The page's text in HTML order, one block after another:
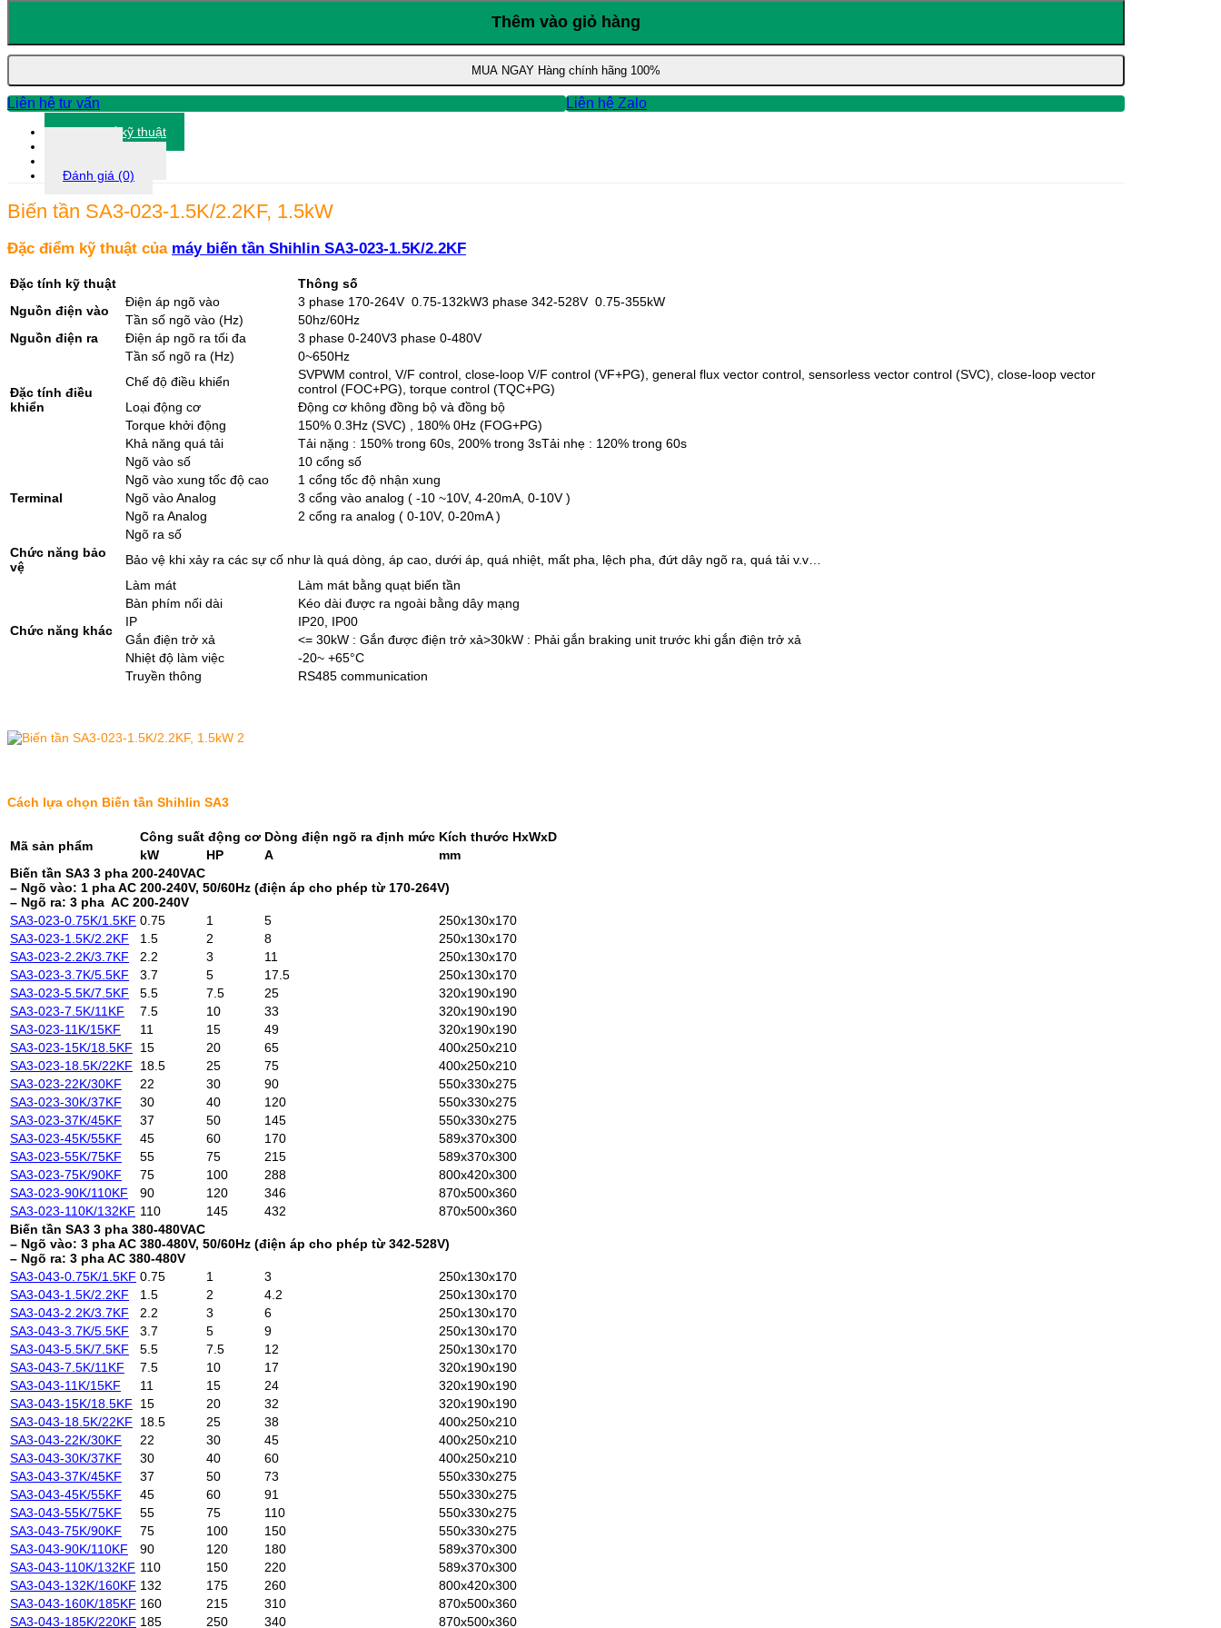
1.5K/2.2KF,
1.5kW
lượng
Thêm vào giỏ hàng
MUA NGAY Hàng chính hãng 100%
Liên hệ tư vấn Liên hệ Zalo
Thông số kỹ thuật
Đánh giá (0)
Biến tần SA3-023-1.5K/2.2KF, 1.5kW
Đặc điểm kỹ thuật của máy biến tần Shihlin SA3-023-1.5K/2.2KF
Đặc tính kỹ thuật
Thông số
Nguồn điện vào
Điện áp ngõ vào
3 phase 170-264V 0.75-132kW3 phase 342-528V 0.75-355kW
Tần số ngõ vào (Hz)
50hz/60Hz
Nguồn điện ra
Điện áp ngõ ra tối đa 3 phase 0-240V3 phase 0-480V
Đặc tính điều
khiển
Tần số ngõ ra (Hz)
0~650Hz
Chế độ điều khiển
SVPWM control, V/F control, close-loop V/F control (VF+PG), general flux vector control, sensorless vector control (SVC), close-loop vector
control (FOC+PG), torque control (TQC+PG)
Loại động cơ
Động cơ không đồng bộ và đồng bộ
Torque khởi động
150% 0.3Hz (SVC) , 180% 0Hz (FOG+PG)
Khả năng quá tải
Tải nặng : 150% trong 60s, 200% trong 3sTải nhẹ : 120% trong 60s
Terminal
Ngõ vào số
10 cổng số
Ngõ vào xung tốc độ cao
1 cổng tốc độ nhận xung
Ngõ vào Analog
3 cổng vào analog ( -10 ~10V, 4-20mA, 0-10V )
Ngõ ra Analog
2 cổng ra analog ( 0-10V, 0-20mA )
Ngõ ra số
Chức năng bảo
vệ
Bảo vệ khi xảy ra các sự cố như là quá dòng, áp cao, dưới áp, quá nhiệt, mất pha, lệch pha, đứt dây ngõ ra, quá tải v.v…
Chức năng khác
Làm mát
Làm mát bằng quạt biến tần
Bàn phím nối dài
Kéo dài được ra ngoài bằng dây mạng
IP
IP20, IP00
Gắn điện trở xả
<= 30kW : Gắn được điện trở xả>30kW : Phải gắn braking unit trước khi gắn điện trở xả
Nhiệt độ làm việc
-20~ +65°C
Truyền thông
RS485 communication
Cách lựa chọn Biến tần Shihlin SA3
Mã sản phẩm
Công suất động cơ Dòng điện ngõ ra định mức Kích thước HxWxD
kW
HP A
mm
Biến tần SA3 3 pha 200-240VAC
– Ngõ vào: 1 pha AC 200-240V, 50/60Hz (điện áp cho phép từ 170-264V)
– Ngõ ra: 3 pha AC 200-240V
SA3-023-0.75K/1.5KF 0.75 1 5
250x130x170
SA3-023-1.5K/2.2KF
1.5 2 8
250x130x170
SA3-023-2.2K/3.7KF
2.2 3 11
250x130x170
SA3-023-3.7K/5.5KF
3.7 5 17.5
250x130x170
SA3-023-5.5K/7.5KF
5.5 7.5 25
320x190x190
SA3-023-7.5K/11KF
7.5 10 33
320x190x190
SA3-023-11K/15KF
11 15 49
320x190x190
SA3-023-15K/18.5KF
15 20 65
400x250x210
SA3-023-18.5K/22KF
18.5 25 75
400x250x210
SA3-023-22K/30KF
22 30 90
550x330x275
SA3-023-30K/37KF
30 40 120
550x330x275
SA3-023-37K/45KF
37 50 145
550x330x275
SA3-023-45K/55KF
45 60 170
589x370x300
SA3-023-55K/75KF
55 75 215
589x370x300
SA3-023-75K/90KF
75 100 288
800x420x300
SA3-023-90K/110KF
90 120 346
870x500x360
SA3-023-110K/132KF 110 145 432
870x500x360
Biến tần SA3 3 pha 380-480VAC
– Ngõ vào: 3 pha AC 380-480V, 50/60Hz (điện áp cho phép từ 342-528V)
– Ngõ ra: 3 pha AC 380-480V
SA3-043-0.75K/1.5KF 0.75 1 3
250x130x170
SA3-043-1.5K/2.2KF
1.5 2 4.2
250x130x170
SA3-043-2.2K/3.7KF
2.2 3 6
250x130x170
SA3-043-3.7K/5.5KF
3.7 5 9
250x130x170
SA3-043-5.5K/7.5KF
5.5 7.5 12
250x130x170
SA3-043-7.5K/11KF
7.5 10 17
320x190x190
SA3-043-11K/15KF
11 15 24
320x190x190
SA3-043-15K/18.5KF
15 20 32
320x190x190
SA3-043-18.5K/22KF
18.5 25 38
400x250x210
SA3-043-22K/30KF
22 30 45
400x250x210
SA3-043-30K/37KF
30 40 60
400x250x210
SA3-043-37K/45KF
37 50 73
550x330x275
SA3-043-45K/55KF
45 60 91
550x330x275
SA3-043-55K/75KF
55 75 110
550x330x275
SA3-043-75K/90KF
75 100 150
550x330x275
SA3-043-90K/110KF
90 120 180
589x370x300
SA3-043-110K/132KF 110 150 220
589x370x300
SA3-043-132K/160KF 132 175 260
800x420x300
SA3-043-160K/185KF 160 215 310
870x500x360
SA3-043-185K/220KF 185 250 340 870x500x360